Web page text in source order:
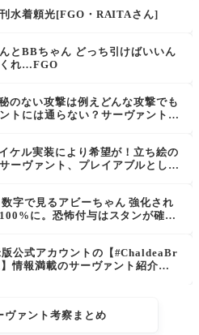
水着頼光[FGO・RAITAさん]
とBBちゃん どっち引けばいいん
れ…FGO
のない攻撃は例えどんな攻撃でも
トには通らない？サーヴァント考
ケル実装により希望が！立ち絵の
ーヴァント、プレイアブルとして
数字で見るアビーちゃん 強化され
に。恐怖付与はスタンが確率
公式アカウントの【#ChaldeaBr
情報満載のサーヴァント紹介、
ヴァント考察まとめ